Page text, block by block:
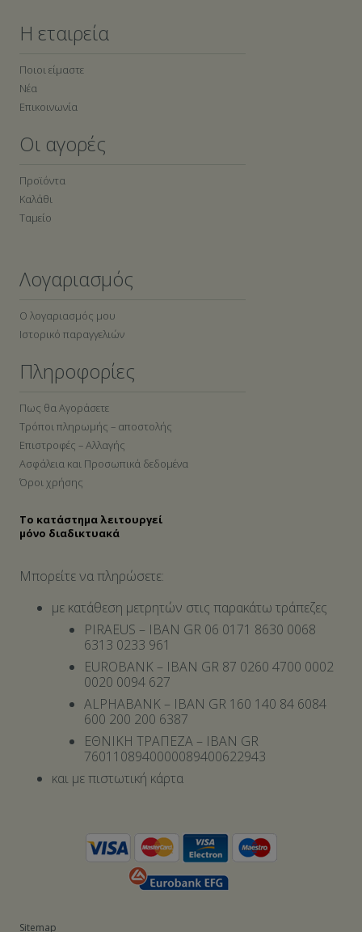
Η εταιρεία
Ποιοι είμαστε
Νέα
Επικοινωνία
Οι αγορές
Προϊόντα
Καλάθι
Ταμείο
Λογαριασμός
Ο λογαριασμός μου
Ιστορικό παραγγελιών
Πληροφορίες
Πως θα Αγοράσετε
Τρόποι πληρωμής – αποστολής
Επιστροφές – Αλλαγής
Ασφάλεια και Προσωπικά δεδομένα
Όροι χρήσης
Το κατάστημα λειτουργεί
μόνο διαδικτυακά
Μπορείτε να πληρώσετε:
με κατάθεση μετρητών στις παρακάτω τράπεζες
PIRAEUS – IBAN GR 06 0171 8630 0068
6313 0233 961
EUROBANK – IBAN GR 87 0260 4700 0002
0020 0094 627
ALPHABANK – IBAN GR 160 140 84 6084
600 200 200 6387
ΕΘΝΙΚΗ ΤΡΑΠΕΖΑ – IBAN GR
7601108940000089400622943
και με πιστωτική κάρτα
Sitemap